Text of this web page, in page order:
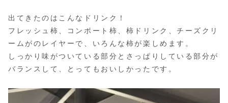
出てきたのはこんなドリンク！
フレッシュ柿、コンポート柿、柿ドリンク、チーズクリ
ームがのレイヤーで、いろんな柿が楽しめます。
しっかり味がついている部分とさっぱりしている部分が
バランスして、とってもおいしかったです。